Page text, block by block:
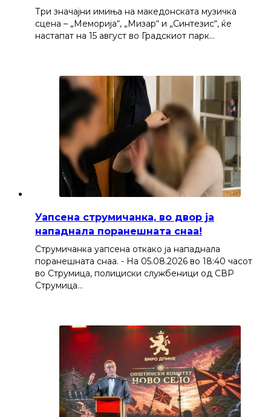
Три значајни имиња на македонската музичка
сцена – „Меморија“, „Мизар“ и „Синтезис“, ќе
настапат на 15 август во Градскиот парк…
Уапсена струмичанка, во двор ја
нападнала поранешната снаа!
Струмичанка уапсена откако ја нападнала
поранешната снаа. - На 05.08.2026 во 18:40 часот
во Струмица, полициски службеници од СВР
Струмица…